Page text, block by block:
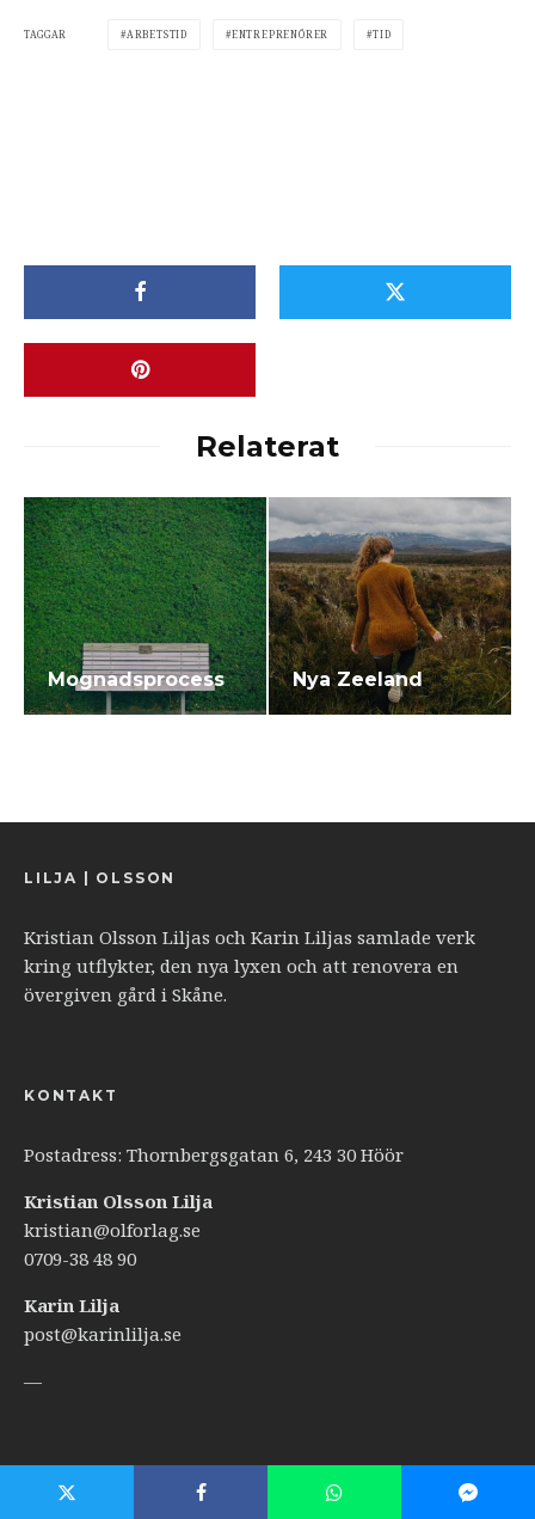
TAGGAR ARBETSTID ENTREPRENÖRER TID
Relaterat
Mognadsprocess Nya Zeeland
LILJA | OLSSON
Kristian Olsson Liljas och Karin Liljas samlade verk
kring utflykter, den nya lyxen och att renovera en
övergiven gård i Skåne.
KONTAKT
Postadress: Thornbergsgatan 6, 243 30 Höör
Kristian Olsson Lilja
kristian@olforlag.se
0709-38 48 90
Karin Lilja
post@karinlilja.se
—
TOP REVIEWS